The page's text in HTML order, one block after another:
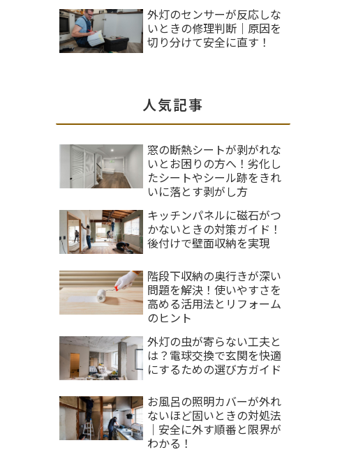
外灯のセンサーが反応しな
いときの修理判断｜原因を
切り分けて安全に直す！
人気記事
窓の断熱シートが剥がれな
いとお困りの方へ！劣化し
たシートやシール跡をきれ
いに落とす剥がし方
キッチンパネルに磁石がつ
かないときの対策ガイド！
後付けで壁面収納を実現
階段下収納の奥行きが深い
問題を解決！使いやすさを
高める活用法とリフォーム
のヒント
外灯の虫が寄らない工夫と
は？電球交換で玄関を快適
にするための選び方ガイド
お風呂の照明カバーが外れ
ないほど固いときの対処法
｜安全に外す順番と限界が
わかる！